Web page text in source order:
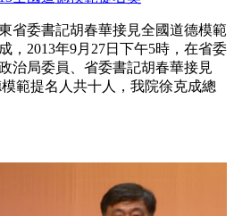
省委書記胡春華接見全國道德模範
，2013年9月27日下午5時，在省委
治局委員、省委書記胡春華接見
範提名人共十人，我院徐克成總